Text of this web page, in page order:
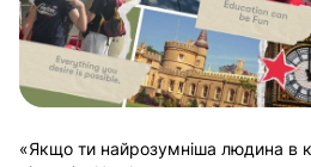
«Якщо ти найрозумніша людина в